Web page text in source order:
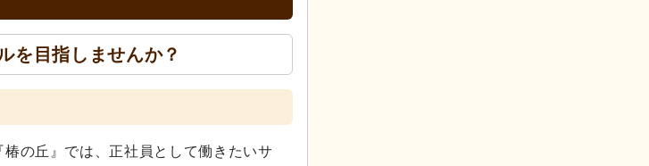
を目指しませんか？
の丘』では、正社員として働きたいサ